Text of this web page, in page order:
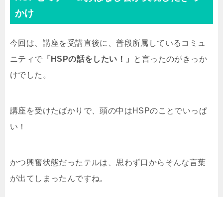
かけ
今回は、講座を受講直後に、普段所属しているコミュ
ニティで 「HSPの話をしたい！」 と言ったのがきっか
けでした。
講座を受けたばかりで、頭の中はHSPのことでいっぱ
い！
かつ興奮状態だったテルは、思わず口からそんな言葉
が出てしまったんですね。